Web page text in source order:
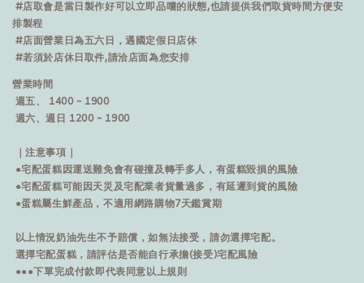
#店取會是當日製作好可以立即品嚐的狀態,也請提供我們取貨時間方便安
排製程
#店面營業日為五六日，遇國定假日店休
#若須於店休日取件,請洽店面為您安排
營業時間
週五、 1400 ~ 1900
週六、週日 1200 ~ 1900
｜注意事項｜
●宅配蛋糕因運送難免會有碰撞及轉手多人，有蛋糕毀損的風險
●宅配蛋糕可能因天災及宅配業者貨量過多，有延遲到貨的風險
●蛋糕屬生鮮產品，不適用網路購物7天鑑賞期
以上情況奶油先生不予賠償，如無法接受，請勿選擇宅配。
選擇宅配蛋糕，請評估是否能自行承擔(接受)宅配風險
●●●下單完成付款即代表同意以上規則